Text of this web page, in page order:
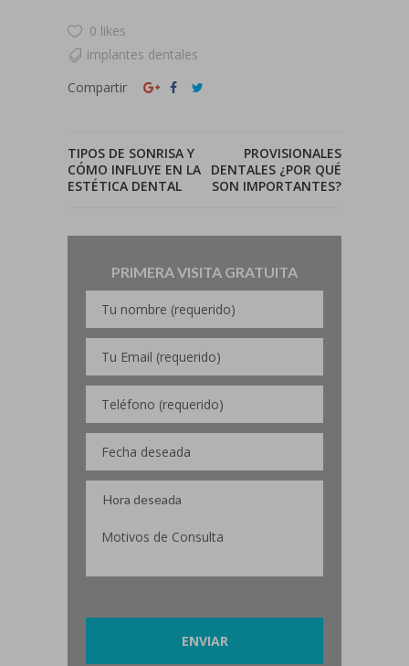
0 likes
implantes dentales
Compartir
TIPOS DE SONRISA Y
CÓMO INFLUYE EN LA
ESTÉTICA DENTAL
PROVISIONALES
DENTALES ¿POR QUÉ
SON IMPORTANTES?
PRIMERA VISITA GRATUITA